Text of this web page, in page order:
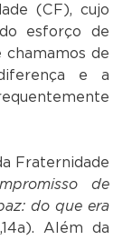
(CF), cujo
esforço de
chamamos de
e a
Fraternidade
de
do que era
Além da